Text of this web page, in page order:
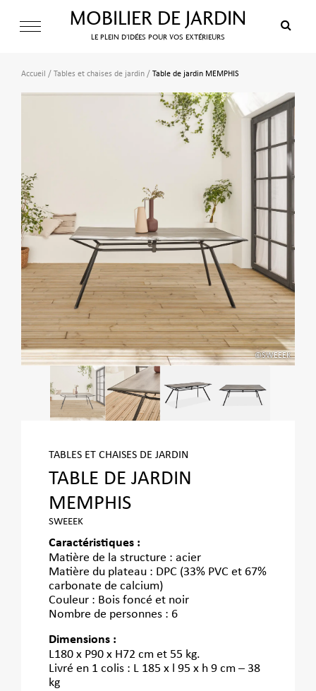
MOBILIER DE JARDIN
LE PLEIN D’IDÉES POUR VOS EXTÉRIEURS
Accueil / Tables et chaises de jardin/ Table de jardin MEMPHIS
©SWEEEK
TABLES ET CHAISES DE JARDIN
TABLE DE JARDIN
MEMPHIS
SWEEEK
Caractéristiques :
Matière de la structure : acier
Matière du plateau : DPC (33% PVC et 67%
carbonate de calcium)
Couleur : Bois foncé et noir
Nombre de personnes : 6
Dimensions :
L180 x P90 x H72 cm et 55 kg.
Livré en 1 colis : L 185 x l 95 x h 9 cm – 38
kg